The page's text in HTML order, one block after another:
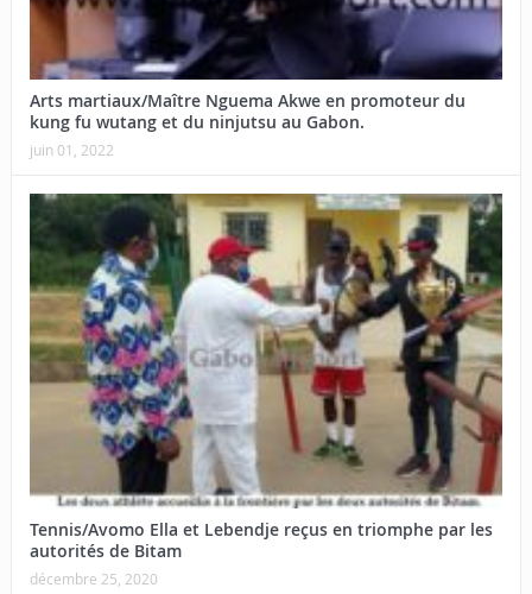
Arts martiaux/Maître Nguema Akwe en promoteur du
kung fu wutang et du ninjutsu au Gabon.
juin 01, 2022
Tennis/Avomo Ella et Lebendje reçus en triomphe par les
autorités de Bitam
décembre 25, 2020